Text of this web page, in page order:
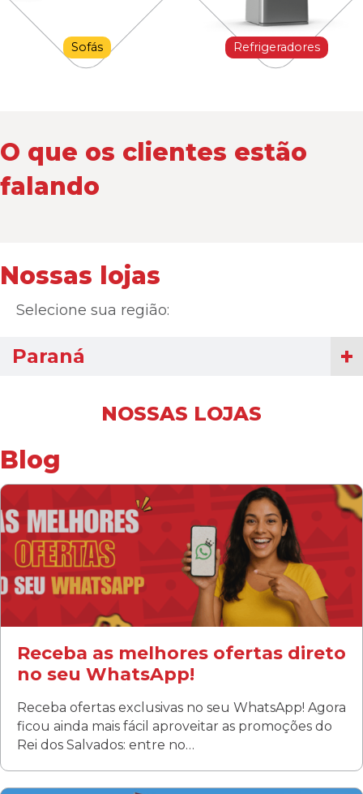
Sofás Refrigeradores
O que os clientes estão
falando
Nossas lojas
Selecione sua região:
Paraná
Fanny
NOSSAS LOJAS
Blog
Receba as melhores ofertas direto
no seu WhatsApp!
Receba ofertas exclusivas no seu WhatsApp! Agora
ficou ainda mais fácil aproveitar as promoções do
Rei dos Salvados: entre no…